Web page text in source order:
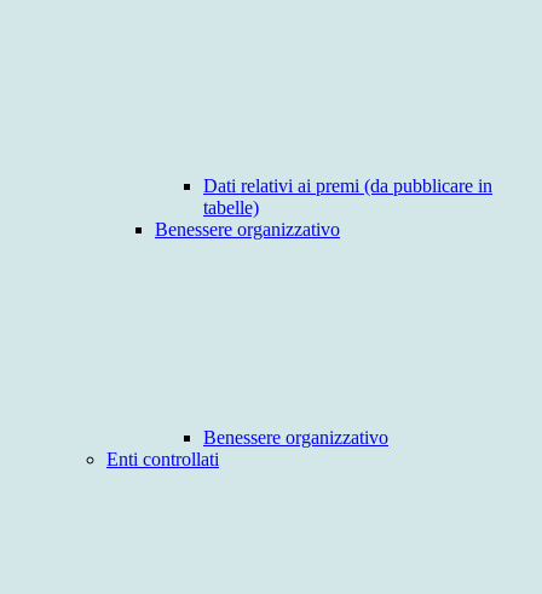
Dati relativi ai premi (da pubblicare in
tabelle)
Benessere organizzativo
Benessere organizzativo
Enti controllati